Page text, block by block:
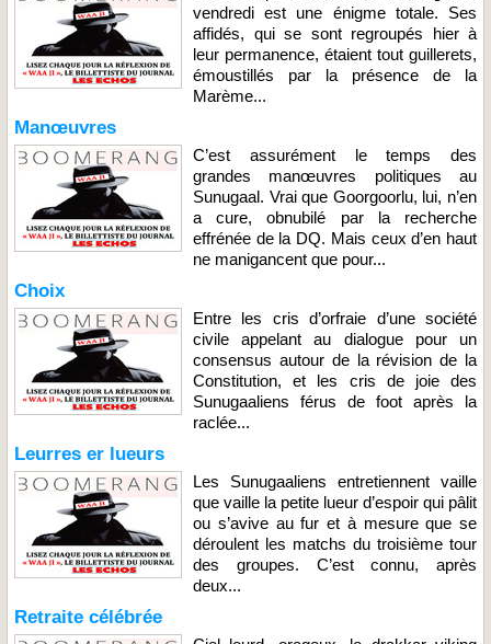
vendredi est une énigme totale. Ses
affidés, qui se sont regroupés hier à
leur permanence, étaient tout guillerets,
émoustillés par la présence de la
Marème...
Manœuvres
C’est assurément le temps des
grandes manœuvres politiques au
Sunugaal. Vrai que Goorgoorlu, lui, n’en
a cure, obnubilé par la recherche
effrénée de la DQ. Mais ceux d’en haut
ne manigancent que pour...
Choix
Entre les cris d’orfraie d’une société
civile appelant au dialogue pour un
consensus autour de la révision de la
Constitution, et les cris de joie des
Sunugaaliens férus de foot après la
raclée...
Leurres er lueurs
Les Sunugaaliens entretiennent vaille
que vaille la petite lueur d’espoir qui pâlit
ou s’avive au fur et à mesure que se
déroulent les matchs du troisième tour
des groupes. C’est connu, après
deux...
Retraite célébrée